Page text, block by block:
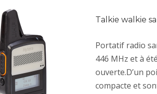
Talkie walkie
Portatif radio
446 MHz et à
ouverte.D’un
compacte et